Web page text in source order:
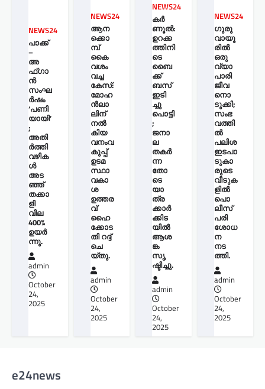
NEWS24
പാക്ക്
–
അ
ഫ്ഗാ
ൻ
സംഘ
ർഷം
‘പണി
യായി’
;
അതി
ർത്തി
വഴിക
ൾ
അട
ഞ്ഞ്
തക്കാ
ളി
വില
400%
ഉയർ
ന്നു.
admin
October
24,
2025
NEWS24
ആന
ക്കൊ
മ്പ്
കൈ
വശം
വച്ച
കേസ്:
മോഹ
ന്‍ലാ
ലിന്
നൽ
കിയ
വനംവ
കുപ്പ്
ഉടമ
സ്ഥാ
വകാ
ശ
ഉത്തര
വ്
ഹൈ
ക്കോട
തി റദ്ദ്
ചെ
യ്തു.
admin
October
24,
2025
NEWS24
കർ
ണൂൽ:
ഉറക്ക
ത്തിനി
ടെ
ബൈ
ക്ക്
ബസ്
ഇടി
ച്ചു
പൊട്ടി
;
ജനാ
ല
തകർ
ന്ന
തോ
ടെ
യാ
ത്ര
ക്കാർ
ക്കിട
യിൽ
ആശ
ങ്ക
സൃ
ഷ്ടിച്ചു.
admin
October
24,
2025
NEWS24
ഗുരു
വായൂ
രില്‍
ഒരു
വ്യാ
പാരി
ജീവ
നൊ
ടുക്കി;
സംഭ
വത്തി
ല്‍
പലിശ
ഇടപാ
ടുകാ
രുടെ
വീടുക
ളില്‍
പൊ
ലീസ്
പരി
ശോധ
ന
നട
ത്തി.
admin
October
24,
2025
e24news